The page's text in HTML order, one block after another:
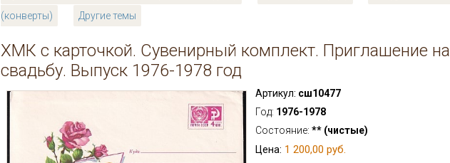
(конверты)
Другие темы
ХМК с карточкой. Сувенирный комплект. Приглашение на
свадьбу. Выпуск 1976-1978 год
Артикул: сш10477
Год: 1976-1978
Состояние: ** (чистые)
Цена: 1 200,00 руб.